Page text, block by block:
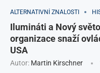
ALTERNATIVNÍ ZNALOSTI
Ilumináti a Nový
organizace snaží
USA
Autor: Martin Kirschner